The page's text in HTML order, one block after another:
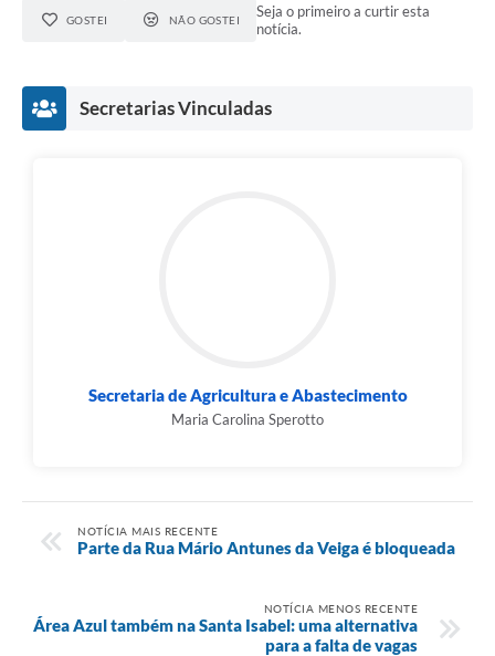
GOSTEI NÃO GOSTEI
Seja o primeiro a curtir esta
notícia.
Secretarias Vinculadas
Secretaria de Agricultura e Abastecimento
Maria Carolina Sperotto
NOTÍCIA MAIS RECENTE
Parte da Rua Mário Antunes da Veiga é bloqueada
NOTÍCIA MENOS RECENTE
Área Azul também na Santa Isabel: uma alternativa
para a falta de vagas